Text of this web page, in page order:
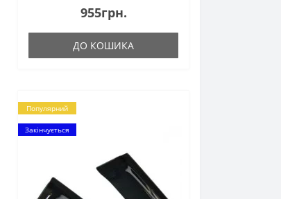
955грн.
ДО КОШИКА
Популярний
Закінчується